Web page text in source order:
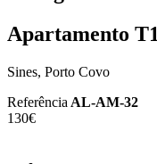
Apartamento
Sines, Porto Covo
Referência AL-AM-32
130€